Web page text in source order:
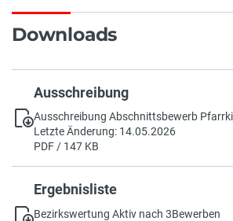
Downloads
Ausschreibung
Ausschreibung Abschnittsbewerb
Letzte Änderung: 14.05.2026
PDF / 147 KB
Ergebnisliste
Bezirkswertung Aktiv nach 3Bewerben